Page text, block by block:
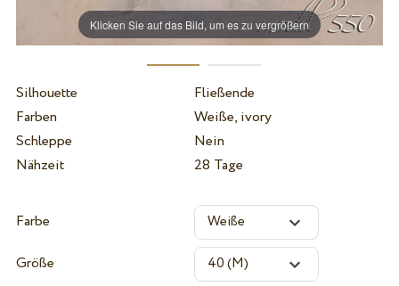
Klicken Sie auf das Bild, um es zu vergrößern
Silhouette
Fließende
Farben
Weiße, ivory
Schleppe
Nein
Nähzeit
28 Tage
Farbe
Größe